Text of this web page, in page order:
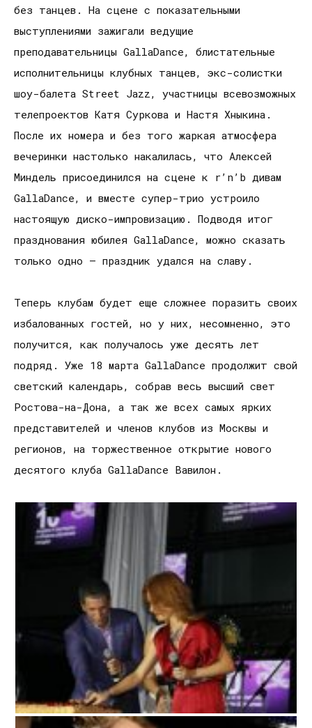
без танцев. На сцене с показательными
выступлениями зажигали ведущие
преподавательницы GallaDance, блистательные
исполнительницы клубных танцев, экс-солистки
шоу-балета Street Jazz, участницы всевозможных
телепроектов Катя Суркова и Настя Хныкина.
После их номера и без того жаркая атмосфера
вечеринки настолько накалилась, что Алексей
Миндель присоединился на сцене к r’n’b дивам
GallaDance, и вместе супер-трио устроило
настоящую диско-импровизацию. Подводя итог
празднования юбилея GallaDance, можно сказать
только одно – праздник удался на славу.
Теперь клубам будет еще сложнее поразить своих
избалованных гостей, но у них, несомненно, это
получится, как получалось уже десять лет
подряд. Уже 18 марта GallaDance продолжит свой
светский календарь, собрав весь высший свет
Ростова-на-Дона, а так же всех самых ярких
представителей и членов клубов из Москвы и
регионов, на торжественное открытие нового
десятого клуба GallaDance Вавилон.